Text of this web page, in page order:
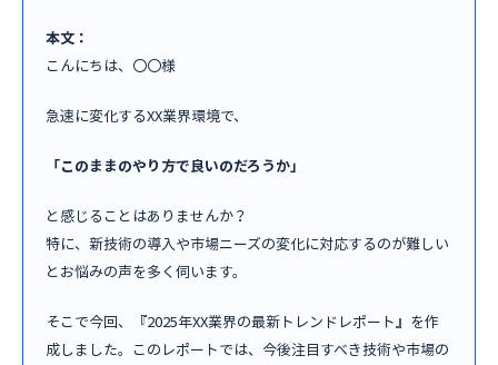
本文：
こんにちは、〇〇様
急速に変化するXX業界環境で、
「このままのやり方で良いのだろうか」
と感じることはありませんか？
特に、新技術の導入や市場ニーズの変化に対応するのが難しい
とお悩みの声を多く伺います。
そこで今回、『2025年XX業界の最新トレンドレポート』を作
成しました。このレポートでは、今後注目すべき技術や市場の